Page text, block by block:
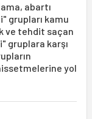
abartı
grupları kamu
ve tehdit saçan
gruplara karşı
yol